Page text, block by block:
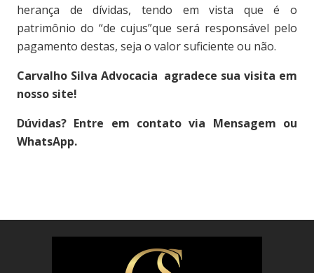
herança de dívidas, tendo em vista que é o
patrimônio do “de cujus”que será responsável pelo
pagamento destas, seja o valor suficiente ou não.
Carvalho Silva Advocacia agradece sua visita em
nosso site!
Dúvidas? Entre em contato via Mensagem ou
WhatsApp.